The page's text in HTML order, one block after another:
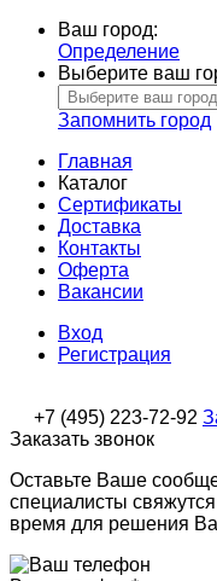
Ваш город:
Определение
Выберите ваш
Запомнить город
Главная
Каталог
Сертификаты
Доставка
Контакты
Оферта
Вакансии
Вход
Регистрация
+7 (495) 223-72-92
Заказать звонок
Оставьте Ваше
специалисты
время для решения